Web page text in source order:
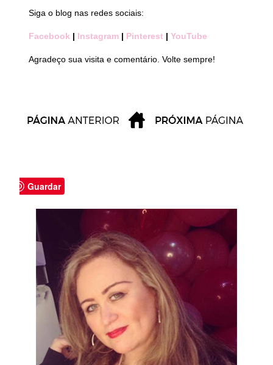
Siga o blog nas redes sociais:
Facebook | Instagram | Pinterest | YouTube
Agradeço sua visita e comentário. Volte sempre!
Guardar